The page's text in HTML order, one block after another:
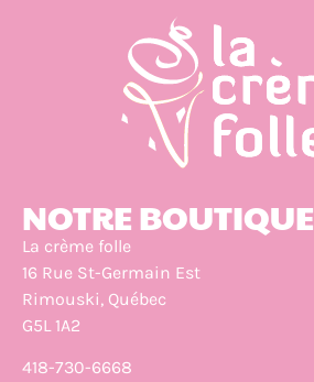
NOTRE BOUTIQUE
La crème folle
16 Rue St-Germain Est
Rimouski, Québec
G5L 1A2
418-730-6668